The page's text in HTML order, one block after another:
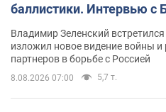
баллистики. Интервью с
Владимир Зеленский
изложил новое видение войны
партнеров в борьбе с Россией
8.08.2026 07:00 5,7 т.